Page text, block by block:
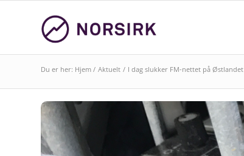
Du er her: Hjem / Aktuelt / I dag slukker FM-nettet på Østlandet